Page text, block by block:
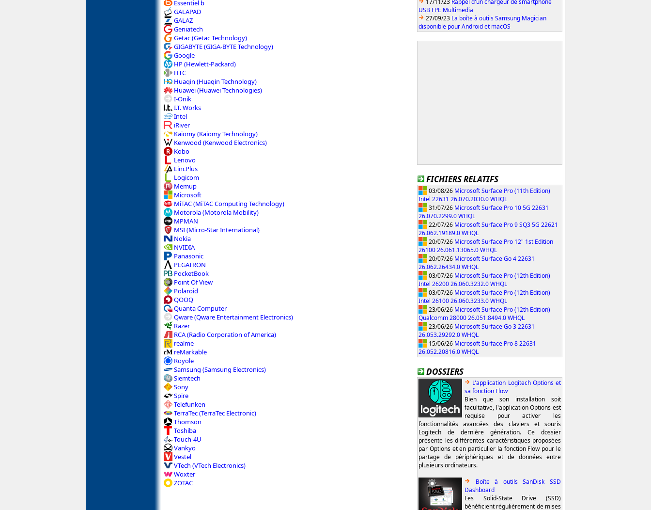
Essentiel b
GALAPAD
GALAZ
Geniatech
Getac (Getac Technology)
GIGABYTE (GIGA-BYTE Technology)
Google
HP (Hewlett-Packard)
HTC
Huaqin (Huaqin Technology)
Huawei (Huawei Technologies)
I-Onik
I.T. Works
Intel
iRiver
Kaiomy (Kaiomy Technology)
Kenwood (Kenwood Electronics)
Kobo
Lenovo
LincPlus
Logicom
Memup
Microsoft
MiTAC (MiTAC Computing Technology)
Motorola (Motorola Mobility)
MPMAN
MSI (Micro-Star International)
Nokia
NVIDIA
Panasonic
PEGATRON
PocketBook
Point Of View
Polaroid
QOOQ
Quanta Computer
Qware (Qware Entertainment Electronics)
Razer
RCA (Radio Corporation of America)
realme
reMarkable
Royole
Samsung (Samsung Electronics)
Siemtech
Sony
Spire
Telefunken
TerraTec (TerraTec Electronic)
Thomson
Toshiba
Touch-4U
Vankyo
Vestel
VTech (VTech Electronics)
Woxter
ZOTAC
USB FPE Multimedia
27/09/23 La boîte à outils Samsung Magician
disponible pour Android et macOS
FICHIERS RELATIFS
03/08/26 Microsoft Surface Pro (11th Edition)
Intel 22631 26.070.2030.0 WHQL
31/07/26 Microsoft Surface Pro 10 5G 22631
26.070.2299.0 WHQL
22/07/26 Microsoft Surface Pro 9 SQ3 5G 22621
26.062.19189.0 WHQL
20/07/26 Microsoft Surface Pro 12" 1st Edition
26100 26.061.13065.0 WHQL
20/07/26 Microsoft Surface Go 4 22631
26.062.26434.0 WHQL
03/07/26 Microsoft Surface Pro (12th Edition)
Intel 26200 26.060.3232.0 WHQL
03/07/26 Microsoft Surface Pro (12th Edition)
Intel 26100 26.060.3233.0 WHQL
23/06/26 Microsoft Surface Pro (12th Edition)
Qualcomm 28000 26.051.8494.0 WHQL
23/06/26 Microsoft Surface Go 3 22631
26.053.29292.0 WHQL
15/06/26 Microsoft Surface Pro 8 22631
26.052.20816.0 WHQL
DOSSIERS
L'application Logitech Options et
sa fonction Flow
Bien que son installation soit
facultative, l'application Options est
requise pour activer les
fonctionnalités avancées des claviers et souris
Logitech de dernière génération. Ce dossier
présente les différentes caractéristiques proposées
par Options et en particulier la fonction Flow pour le
partage de périphériques et de données entre
plusieurs ordinateurs.
Boîte à outils SanDisk SSD
Dashboard
Les Solid-State Drive (SSD)
bénéficient régulièrement de mises